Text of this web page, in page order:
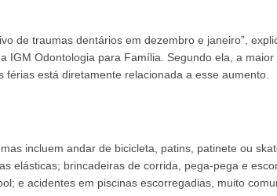
de traumas dentários em dezembro e janeiro”,
IGM Odontologia para Família. Segundo ela, a maior
está diretamente relacionada a esse aumento.
incluem andar de bicicleta, patins, patinete ou
elásticas; brincadeiras de corrida, pega-pega e
e acidentes em piscinas escorregadias, muito